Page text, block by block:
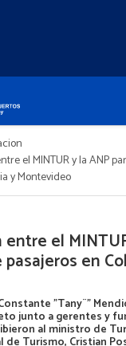
el MINTUR y la ANP
y Montevideo
el
en
"Tany¨"
junto a gerentes y
al ministro de